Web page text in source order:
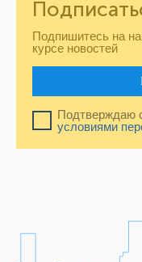
Подпишитесь на
курсе новостей
Подтверждаю
условиями